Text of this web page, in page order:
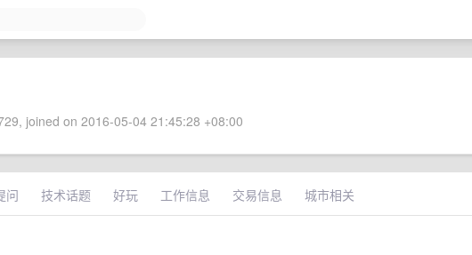
joined on 2016-05-04 21:45:28 +08:00
问 技术话题 好玩 工作信息 交易信息 城市相关